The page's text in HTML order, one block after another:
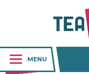
MENU